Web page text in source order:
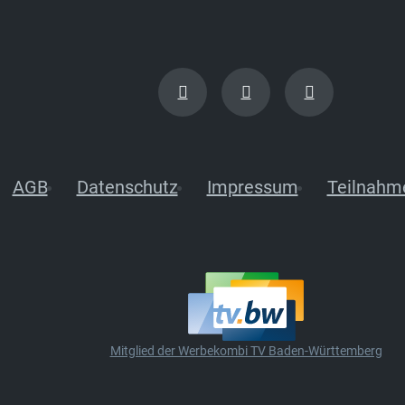
AGB Datenschutz Impressum
Mitglied der Werbekombi TV Baden-Württemberg